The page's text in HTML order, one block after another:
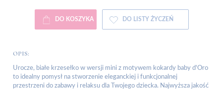
DO KOSZYKA DO LISTY ŻYCZEŃ
OPIS:
Urocze, białe krzesełko w wersji mini z motywem kokardy baby d'Oro
to idealny pomysł na stworzenie eleganckiej i funkcjonalnej
przestrzeni do zabawy i relaksu dla Twojego dziecka. Najwyższa jakość